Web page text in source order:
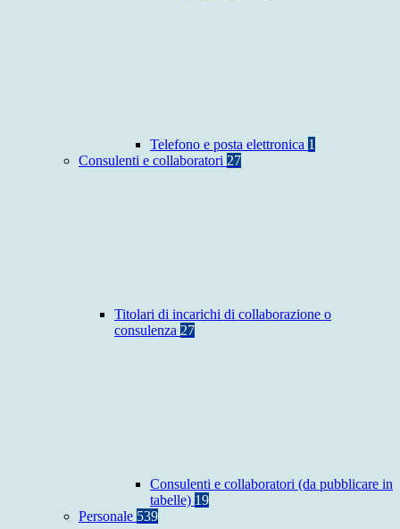
Telefono e posta elettronica 1
Consulenti e collaboratori 27
Titolari di incarichi di collaborazione o
consulenza 27
Consulenti e collaboratori (da pubblicare in
tabelle) 19
Personale 539